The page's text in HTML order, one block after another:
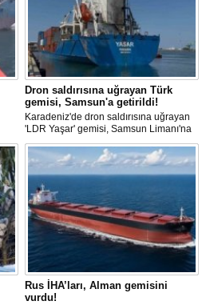
Dron saldırısına uğrayan Türk
gemisi, Samsun'a getirildi!
Karadeniz'de dron saldırısına uğrayan
'LDR Yaşar' gemisi, Samsun Limanı'na
güvenli bir şekilde ulaştı. Saldırıda can
kaybı yaşanmadı, ancak büyük çapta
maddi hasar oluştu.
Rus İHA’ları, Alman gemisini
vurdu!